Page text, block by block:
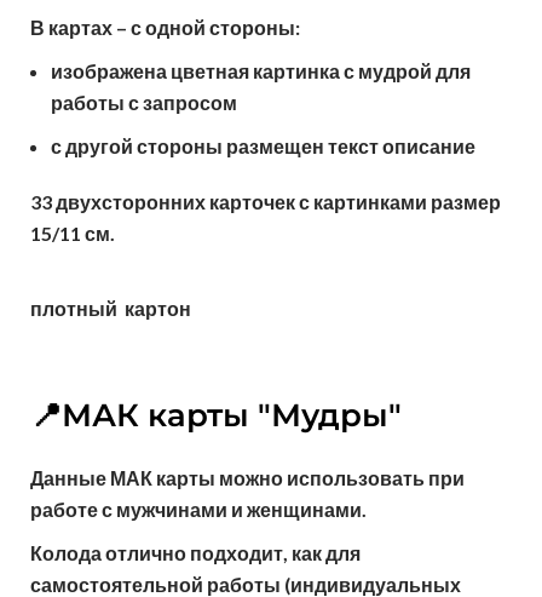
В картах – с одной стороны:
изображена цветная картинка с мудрой для
работы с запросом
с другой стороны размещен текст описание
33 двухсторонних карточек с картинками размер
15/11 см.
плотный картон
📍МАК карты "Мудры"
Данные МАК карты можно использовать при
работе с мужчинами и женщинами.
Колода отлично подходит, как для
самостоятельной работы (индивидуальных